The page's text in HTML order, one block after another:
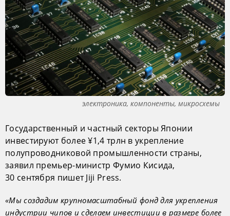
электроника, компоненты, микросхемы
Государственный и частный секторы Японии
инвестируют более ¥1,4 трлн в укрепление
полупроводниковой промышленности страны,
заявил премьер-министр Фумио Кисида,
30 сентября пишет Jiji Press.
«Мы создадим крупномасштабный фонд для укрепления
индустрии чипов и сделаем инвестиции в размере более